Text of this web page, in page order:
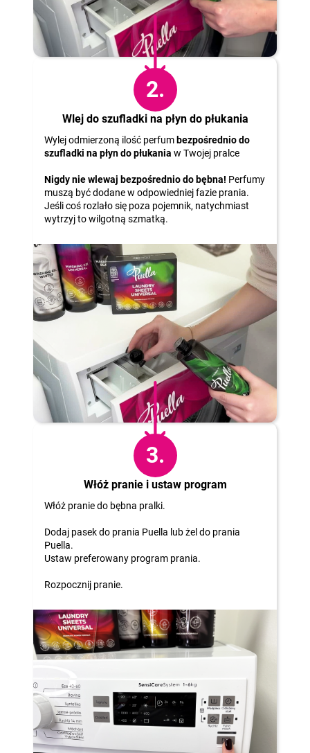
2.
Wlej do szufladki na płyn do płukania
Wylej odmierzoną ilość perfum bezpośrednio do
szufladki na płyn do płukania w Twojej pralce
Nigdy nie wlewaj bezpośrednio do bębna! Perfumy
muszą być dodane w odpowiedniej fazie prania.
Jeśli coś rozlało się poza pojemnik, natychmiast
wytrzyj to wilgotną szmatką.
3.
Włóż pranie i ustaw program
Włóż pranie do bębna pralki.
Dodaj pasek do prania Puella lub żel do prania
Puella.
Ustaw preferowany program prania.
Rozpocznij pranie.